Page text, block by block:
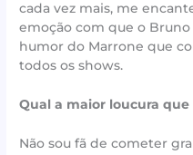
cada vez mais, me
emoção com que o
humor do Marrone que
todos os shows.
Qual a maior loucura que
Não sou fã de cometer